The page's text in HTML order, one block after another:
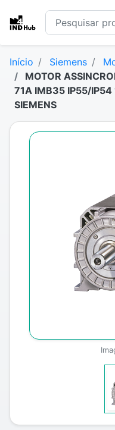
Início Siemens
MOTOR
71A IMB35 IP55/
SIEMENS